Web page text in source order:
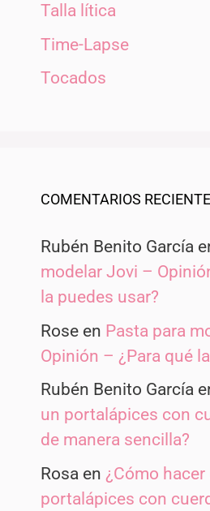
Talla lítica
Time-Lapse
Tocados
COMENTARIOS
Rubén Benito García
modelar Jovi –
la puedes usar?
Rose en Pasta para
Opinión – ¿Para qué
Rubén Benito García
un portalápices con
de manera sencilla?
Rosa en ¿Cómo hacer
portalápices con